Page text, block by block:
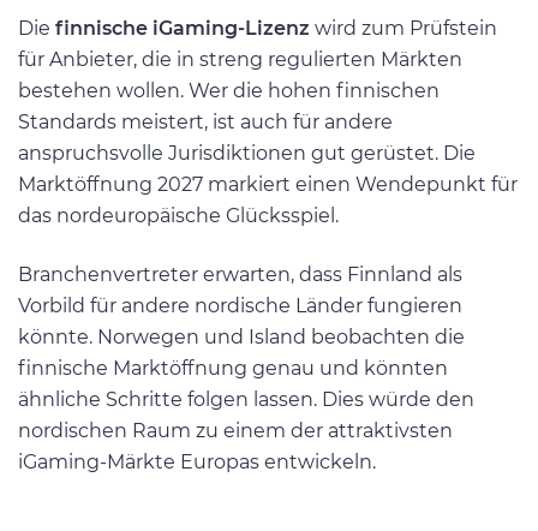
Die finnische iGaming-Lizenz wird zum Prüfstein
für Anbieter, die in streng regulierten Märkten
bestehen wollen. Wer die hohen finnischen
Standards meistert, ist auch für andere
anspruchsvolle Jurisdiktionen gut gerüstet. Die
Marktöffnung 2027 markiert einen Wendepunkt für
das nordeuropäische Glücksspiel.
Branchenvertreter erwarten, dass Finnland als
Vorbild für andere nordische Länder fungieren
könnte. Norwegen und Island beobachten die
finnische Marktöffnung genau und könnten
ähnliche Schritte folgen lassen. Dies würde den
nordischen Raum zu einem der attraktivsten
iGaming-Märkte Europas entwickeln.